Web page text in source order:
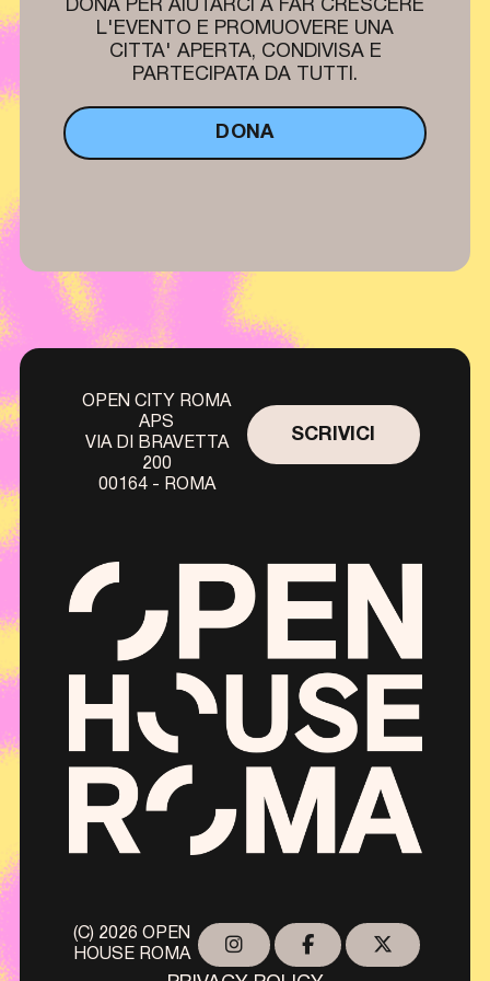
DONA PER AIUTARCI A FAR CRESCERE
L'EVENTO E PROMUOVERE UNA
CITTA' APERTA, CONDIVISA E
PARTECIPATA DA TUTTI.
DONA
OPEN CITY ROMA
APS
VIA DI BRAVETTA
200
00164 - ROMA
SCRIVICI
(C) 2026 OPEN
HOUSE ROMA